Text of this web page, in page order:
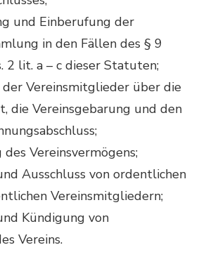
und Einberufung der
in den Fällen des § 9
2 lit. a – c dieser Statuten;
Vereinsmitglieder über die
die Vereinsgebarung und den
Vereinsvermögens;
Ausschluss von ordentlichen
Vereinsmitgliedern;
Kündigung von
Vereins.